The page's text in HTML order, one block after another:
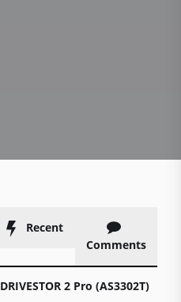
Recent
Comments
DRIVESTOR 2 Pro (AS3302T)